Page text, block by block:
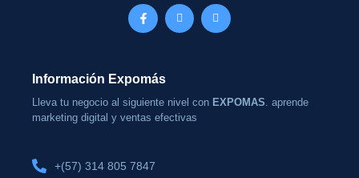
Información Expomás
Lleva tu negocio al siguiente nivel con EXPOMAS. aprende
marketing digital y ventas efectivas
+(57) 314 805 7847